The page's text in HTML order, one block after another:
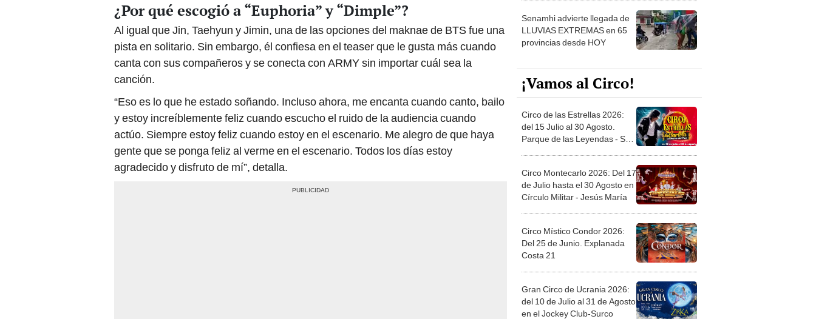
¿Por qué escogió a “Euphoria” y “Dimple”?
Al igual que Jin, Taehyun y Jimin, una de las opciones del maknae de BTS fue una
pista en solitario. Sin embargo, él confiesa en el teaser que le gusta más cuando
canta con sus compañeros y se conecta con ARMY sin importar cuál sea la
canción.
“Eso es lo que he estado soñando. Incluso ahora, me encanta cuando canto, bailo
y estoy increíblemente feliz cuando escucho el ruido de la audiencia cuando
actúo. Siempre estoy feliz cuando estoy en el escenario. Me alegro de que haya
gente que se ponga feliz al verme en el escenario. Todos los días estoy
agradecido y disfruto de mí”, detalla.
Senamhi advierte llegada de
LLUVIAS EXTREMAS en 65
provincias desde HOY
¡Vamos al Circo!
Circo de las Estrellas 2026:
del 15 Julio al 30 Agosto.
Parque de las Leyendas - San
Circo Montecarlo 2026: Del 17
de Julio hasta el 30 Agosto en
Círculo Militar - Jesús María
Circo Místico Condor 2026:
Del 25 de Junio. Explanada
Costa 21
Gran Circo de Ucrania 2026:
del 10 de Julio al 31 de Agosto
en el Jockey Club-Surco